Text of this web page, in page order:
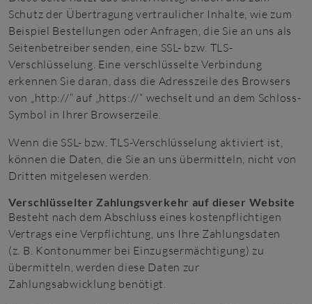
Schutz der Übertragung vertraulicher Inhalte, wie zum
Beispiel Bestellungen oder Anfragen, die Sie an uns als
Seitenbetreiber senden, eine SSL- bzw. TLS-
Verschlüsselung. Eine verschlüsselte Verbindung
erkennen Sie daran, dass die Adresszeile des Browsers
von „http://“ auf „https://“ wechselt und an dem Schloss-
Symbol in Ihrer Browserzeile.
Wenn die SSL- bzw. TLS-Verschlüsselung aktiviert ist,
können die Daten, die Sie an uns übermitteln, nicht von
Dritten mitgelesen werden.
Verschlüsselter Zahlungsverkehr auf dieser Website
Besteht nach dem Abschluss eines kostenpflichtigen
Vertrags eine Verpflichtung, uns Ihre Zahlungsdaten
(z. B. Kontonummer bei Einzugsermächtigung) zu
übermitteln, werden diese Daten zur
Zahlungsabwicklung benötigt.